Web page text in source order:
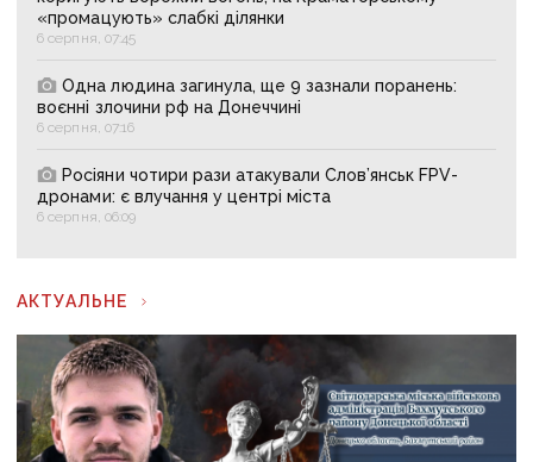
«промацують» слабкі ділянки
6 серпня, 07:45
Одна людина загинула, ще 9 зазнали поранень:
воєнні злочини рф на Донеччині
6 серпня, 07:16
Росіяни чотири рази атакували Слов’янськ FPV-
дронами: є влучання у центрі міста
6 серпня, 06:09
АКТУАЛЬНЕ